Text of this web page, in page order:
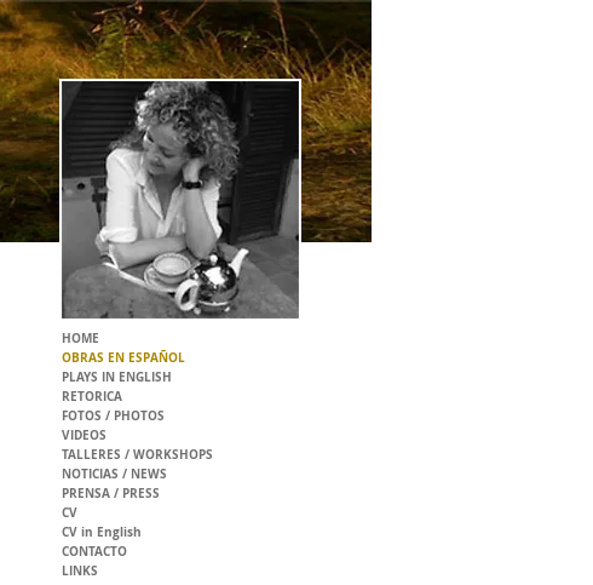
HOME
OBRAS EN ESPAÑOL
PLAYS IN ENGLISH
RETORICA
FOTOS / PHOTOS
VIDEOS
TALLERES / WORKSHOPS
NOTICIAS / NEWS
PRENSA / PRESS
CV
CV in English
CONTACTO
LINKS